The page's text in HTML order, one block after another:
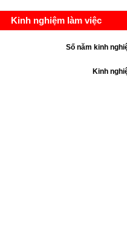
Kinh nghiệm làm việc
Số năm kinh
Kinh